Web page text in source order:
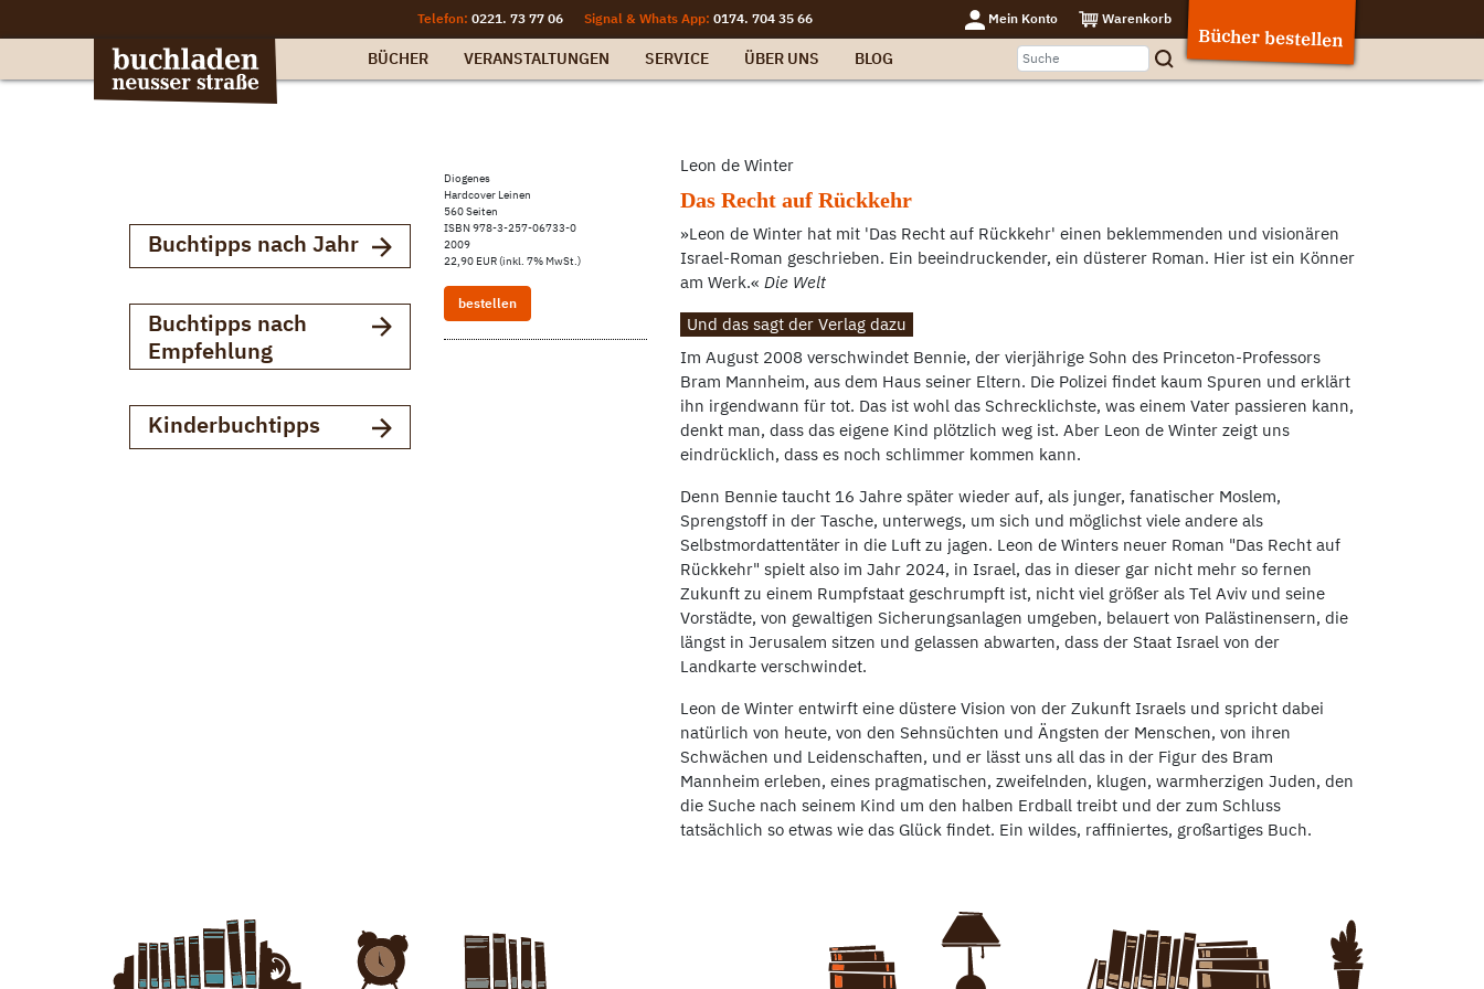
Telefon: 0221. 73 77 06 Signal & Whats App: 0174. 704 35 66 Mein Konto Warenkorb
Bücher bestellen
BÜCHER VERANSTALTUNGEN SERVICE ÜBER UNS BLOG
Buchtipps nach Jahr
Buchtipps nach
Empfehlung
Kinderbuchtipps
Diogenes
Hardcover Leinen
560 Seiten
ISBN 978-3-257-06733-0
2009
22,90 EUR (inkl. 7% MwSt.)
bestellen
Leon de Winter
Das Recht auf Rückkehr
»Leon de Winter hat mit 'Das Recht auf Rückkehr' einen beklemmenden und visionären
Israel-Roman geschrieben. Ein beeindruckender, ein düsterer Roman. Hier ist ein Könner
am Werk.« Die Welt
Und das sagt der Verlag dazu
Im August 2008 verschwindet Bennie, der vierjährige Sohn des Princeton-Professors
Bram Mannheim, aus dem Haus seiner Eltern. Die Polizei findet kaum Spuren und erklärt
ihn irgendwann für tot. Das ist wohl das Schrecklichste, was einem Vater passieren kann,
denkt man, dass das eigene Kind plötzlich weg ist. Aber Leon de Winter zeigt uns
eindrücklich, dass es noch schlimmer kommen kann.
Denn Bennie taucht 16 Jahre später wieder auf, als junger, fanatischer Moslem,
Sprengstoff in der Tasche, unterwegs, um sich und möglichst viele andere als
Selbstmordattentäter in die Luft zu jagen. Leon de Winters neuer Roman "Das Recht auf
Rückkehr" spielt also im Jahr 2024, in Israel, das in dieser gar nicht mehr so fernen
Zukunft zu einem Rumpfstaat geschrumpft ist, nicht viel größer als Tel Aviv und seine
Vorstädte, von gewaltigen Sicherungsanlagen umgeben, belauert von Palästinensern, die
längst in Jerusalem sitzen und gelassen abwarten, dass der Staat Israel von der
Landkarte verschwindet.
Leon de Winter entwirft eine düstere Vision von der Zukunft Israels und spricht dabei
natürlich von heute, von den Sehnsüchten und Ängsten der Menschen, von ihren
Schwächen und Leidenschaften, und er lässt uns all das in der Figur des Bram
Mannheim erleben, eines pragmatischen, zweifelnden, klugen, warmherzigen Juden, den
die Suche nach seinem Kind um den halben Erdball treibt und der zum Schluss
tatsächlich so etwas wie das Glück findet. Ein wildes, raffiniertes, großartiges Buch.